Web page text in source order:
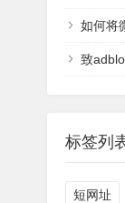
如何将
致
标签列
短网址